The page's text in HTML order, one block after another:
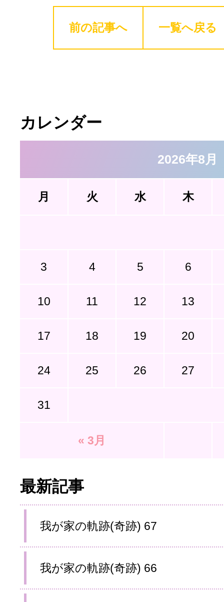
前の記事へ 一覧へ戻る
カレンダー
2026年8月
月 火 水 木
« 3月
3 4 5 6
10 11 12 13
17 18 19 20
24 25 26 27
31
最新記事
我が家の軌跡(奇跡) 67
我が家の軌跡(奇跡) 66